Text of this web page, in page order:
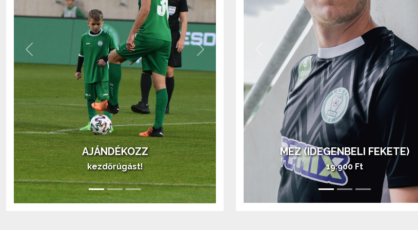
AJÁNDÉKOZZ
kezdőrúgást!
Previous Next
MEZ (HAZAI ZÖLD)
28.900 Ft
Previous